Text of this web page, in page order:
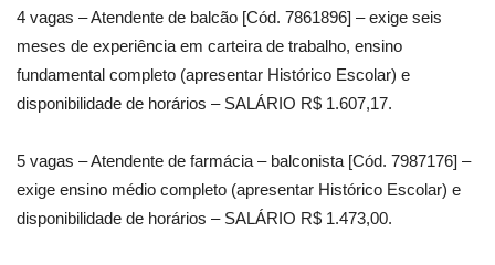
4 vagas – Atendente de balcão [Cód. 7861896] – exige seis
meses de experiência em carteira de trabalho, ensino
fundamental completo (apresentar Histórico Escolar) e
disponibilidade de horários – SALÁRIO R$ 1.607,17.
5 vagas – Atendente de farmácia – balconista [Cód. 7987176] –
exige ensino médio completo (apresentar Histórico Escolar) e
disponibilidade de horários – SALÁRIO R$ 1.473,00.